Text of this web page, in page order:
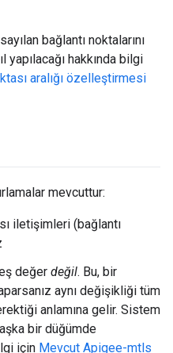
bağlantı noktalarını
hakkında bilgi
aralığı özelleştirmesi
mevcuttur:
iletişimleri (bağlantı
değer değil. Bu, bir
aynı değişikliği tüm
anlamına gelir. Sistem
bir düğümde
için Mevcut Apigee-mtls